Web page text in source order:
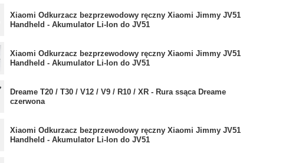
Xiaomi Odkurzacz bezprzewodowy ręczny Xiaomi Jimmy JV51
Handheld - Akumulator Li-Ion do JV51
Xiaomi Odkurzacz bezprzewodowy ręczny Xiaomi Jimmy JV51
Handheld - Akumulator Li-Ion do JV51
Dreame T20 / T30 / V12 / V9 / R10 / XR - Rura ssąca Dreame
czerwona
Xiaomi Odkurzacz bezprzewodowy ręczny Xiaomi Jimmy JV51
Handheld - Akumulator Li-Ion do JV51